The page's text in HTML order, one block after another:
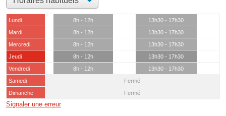
Lundi 8h - 12h
13h30 - 17h30
Mardi
8h - 12h
13h30 - 17h30
Mercredi
8h - 12h
13h30 - 17h30
Jeudi
8h - 12h
13h30 - 17h30
Vendredi
8h - 12h
13h30 - 17h30
Samedi
Fermé
Dimanche
Fermé
Signaler une erreur